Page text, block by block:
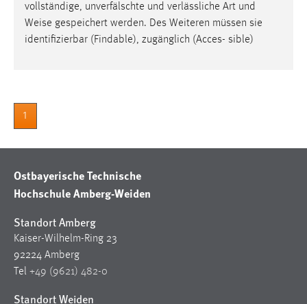
vollständige, unverfälschte und verlässliche Art und
Weise gespeichert werden. Des Weiteren müssen sie
identifizierbar (Findable), zugänglich (Acces- sible)
1
Ostbayerische Technische
Hochschule Amberg-Weiden
Standort Amberg
Kaiser-Wilhelm-Ring 23
92224 Amberg
Tel +49 (9621) 482-0
Standort Weiden